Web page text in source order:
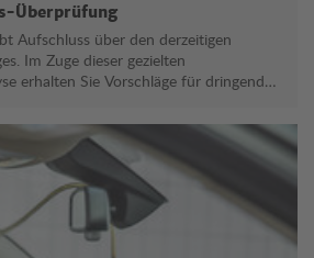
Überprüfung
Aufschluss über den derzeitigen
Im Zuge dieser gezielten
erhalten Sie Vorschläge für dringend
Fahrzeuges sichern.